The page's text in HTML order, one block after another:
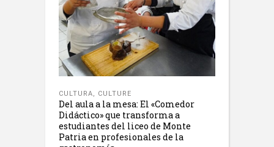
CULTURA, CULTURE
Del aula a la mesa: El «Comedor
Didáctico» que transforma a
estudiantes del liceo de Monte
Patria en profesionales de la